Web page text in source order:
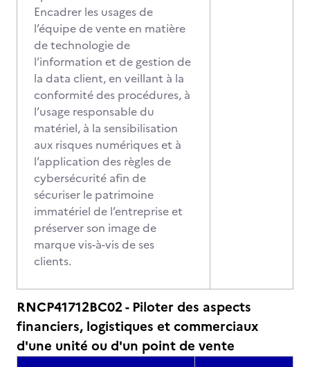
Encadrer les usages de
l’équipe de vente en matière
de technologie de
l’information et de gestion de
la data client, en veillant à la
conformité des procédures, à
l’usage responsable du
matériel, à la sensibilisation
aux risques numériques et à
l’application des règles de
cybersécurité afin de
sécuriser le patrimoine
immatériel de l’entreprise et
préserver son image de
marque vis-à-vis de ses
clients.
RNCP41712BC02 - Piloter des aspects
financiers, logistiques et commerciaux
d'une unité ou d'un point de vente